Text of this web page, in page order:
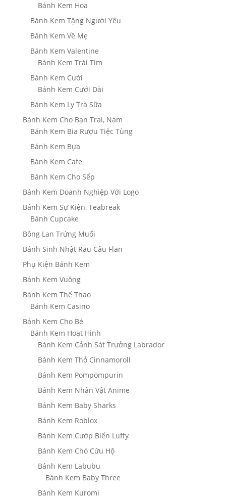
Bánh Kem Hoa
Bánh Kem Tặng Người Yêu
Bánh Kem Về Mẹ
Bánh Kem Valentine
Bánh Kem Trái Tim
Bánh Kem Cưới
Bánh Kem Cưới Dài
Bánh Kem Ly Trà Sữa
Bánh Kem Cho Bạn Trai, Nam
Bánh Kem Bia Rượu Tiệc Tùng
Bánh Kem Bựa
Bánh Kem Cafe
Bánh Kem Cho Sếp
Bánh Kem Doanh Nghiệp Với Logo
Bánh Kem Sự Kiện, Teabreak
Bánh Cupcake
Bông Lan Trứng Muối
Bánh Sinh Nhật Rau Câu Flan
Phụ Kiện Bánh Kem
Bánh Kem Vuông
Bánh Kem Thể Thao
Bánh Kem Casino
Bánh Kem Cho Bé
Bánh Kem Hoạt Hình
Bánh Kem Cảnh Sát Trưởng Labrador
Bánh Kem Thỏ Cinnamoroll
Bánh Kem Pompompurin
Bánh Kem Nhân Vật Anime
Bánh Kem Baby Sharks
Bánh Kem Roblox
Bánh Kem Cướp Biển Luffy
Bánh Kem Chó Cứu Hộ
Bánh Kem Labubu
Bánh Kem Baby Three
Bánh Kem Kuromi